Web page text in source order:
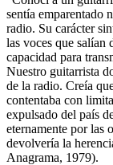
sentía emparentado
radio. Su carácter
las voces que salían
capacidad para
Nuestro guitarrista
de la radio. Creía
contentaba con
expulsado del país
eternamente por las
devolvería la
Anagrama, 1979).